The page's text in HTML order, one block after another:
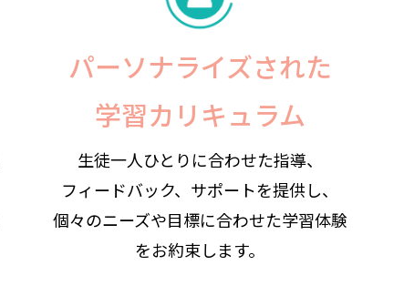
パーソナライズされた
学習カリキュラム
生徒一人ひとりに合わせた指導、
フィードバック、サポートを提供し、
個々のニーズや目標に合わせた学習体験
をお約束します。